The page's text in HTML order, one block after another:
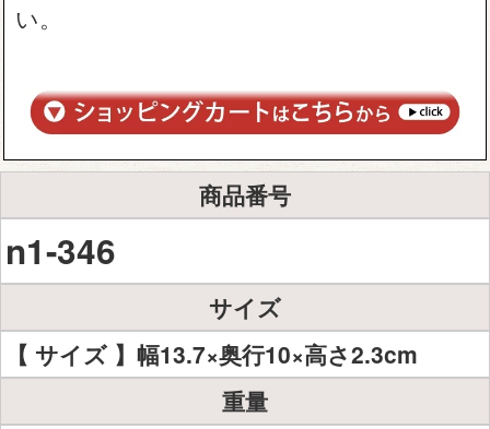
い。
商品番号
n1-346
サイズ
【 サイズ 】幅13.7×奥行10×高さ2.3cm
重量